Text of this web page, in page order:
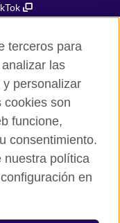
terceros para
las
personalizar
cookies son
funcione,
consentimiento.
nuestra política
en